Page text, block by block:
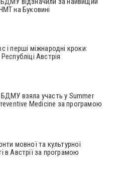
на Буковині
і перші міжнародні кроки:
Австрія
взяла участь у Summer
Medicine за програмою
мовної та культурної
в Австрії за програмою